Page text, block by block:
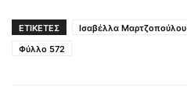
ΕΤΙΚΕΤΕΣ Ισαβέλλα Μαρτζοπούλου
Φύλλο 572